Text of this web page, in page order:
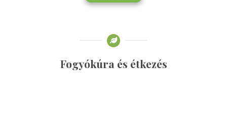
Fogyókúra és étkezés